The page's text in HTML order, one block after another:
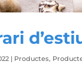
| Productes,